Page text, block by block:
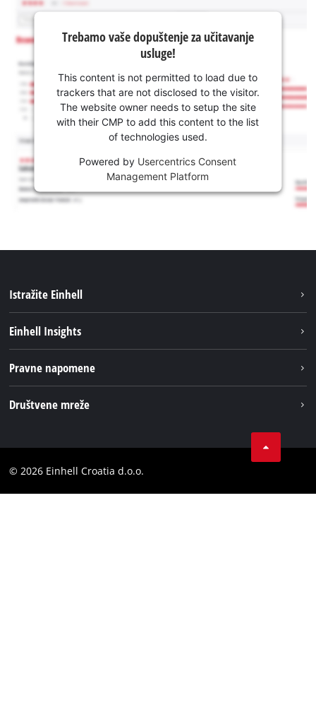
Trebamo vaše dopuštenje za učitavanje
usluge!
This content is not permitted to load due to
trackers that are not disclosed to the visitor.
The website owner needs to setup the site
with their CMP to add this content to the list
of technologies used.
Powered by Usercentrics Consent
Management Platform
Istražite Einhell
Einhell Insights
Karijera
Obavijest za kupce
Pravne napomene
Sukladnost
Društvene mreže
YouТube
© 2026 Einhell Croatia d.o.o.